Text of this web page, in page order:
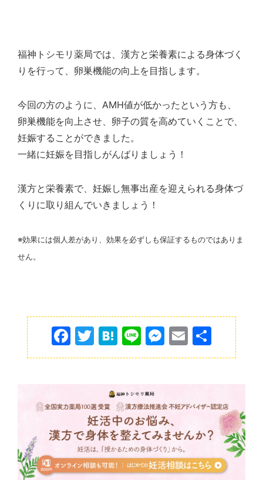
福神トシモリ薬局では、漢方と栄養素による身体づく
りを行って、卵巣機能の向上を目指します。
今回の方のように、AMH値が低かったという方も、
卵巣機能を向上させ、卵子の質を高めていくことで、
妊娠することができました。
一緒に妊娠を目指しがんばりましょう！
漢方と栄養素で、妊娠し無事出産を迎えられる身体づ
くりに取り組んでいきましょう！
※効果には個人差があり、効果を必ずしも保証するものではありま
せん。
F
a
b
o
o
k
T
w
er
H
at
n
a
Li
n
M
e
s
e
n
g
er
E
m 有